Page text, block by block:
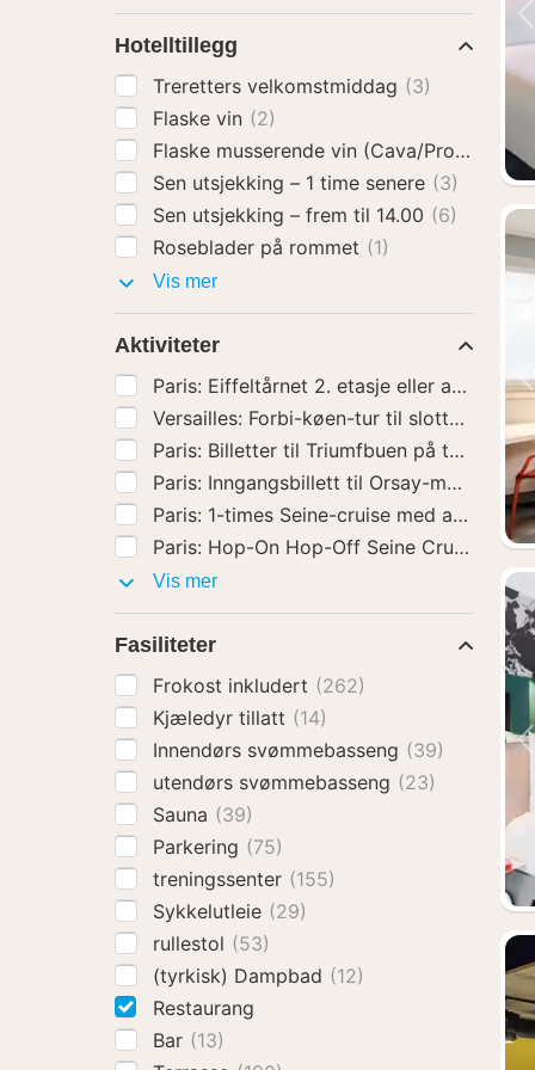
Hotelltillegg
Treretters velkomstmiddag (3)
Flaske vin (2)
Flaske musserende vin (Cava/Prosecco)
Sen utsjekking – 1 time senere (3)
Sen utsjekking – frem til 14.00 (6)
Roseblader på rommet (1)
Vis merHotelltillegg
Aktiviteter
Paris: Billetter til Triumfbuen på taket
Vis merAktiviteter
Fasiliteter
Frokost inkludert (262)
Kjæledyr tillatt (14)
Innendørs svømmebasseng (39)
utendørs svømmebasseng (23)
Sauna (39)
Parkering (75)
treningssenter (155)
Sykkelutleie (29)
rullestol (53)
(tyrkisk) Dampbad (12)
Restaurang
Bar (13)